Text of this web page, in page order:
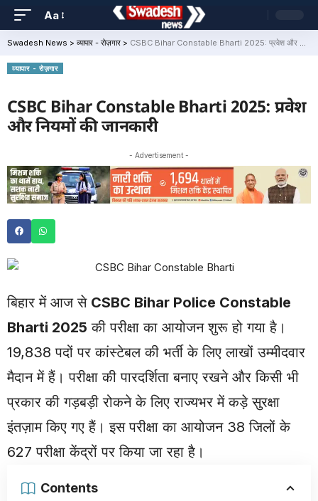
Aa
Swadesh News > व्यापार - रोज़गार > CSBC Bihar Constable Bharti 2025: प्रवेश और नियमों की जानकारी
व्यापार - रोज़गार
CSBC Bihar Constable Bharti 2025: प्रवेश
और नियमों की जानकारी
- Advertisement -
बिहार में आज से CSBC Bihar Police Constable
Bharti 2025 की परीक्षा का आयोजन शुरू हो गया है।
19,838 पदों पर कांस्टेबल की भर्ती के लिए लाखों उम्मीदवार
मैदान में हैं। परीक्षा की पारदर्शिता बनाए रखने और किसी भी
प्रकार की गड़बड़ी रोकने के लिए राज्यभर में कड़े सुरक्षा
इंतज़ाम किए गए हैं। इस परीक्षा का आयोजन 38 जिलों के
627 परीक्षा केंद्रों पर किया जा रहा है।
Contents